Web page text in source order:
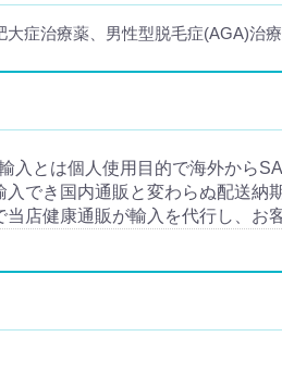
症治療薬、男性型脱毛症(AGA)治
入とは個人使用目的で海外から
でき国内通販と変わらぬ配送納
店健康通販が輸入を代行し、